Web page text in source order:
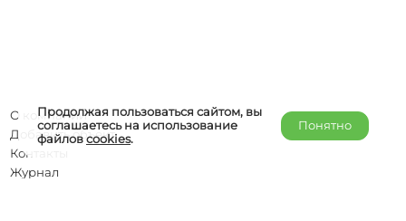
Продолжая пользоваться сайтом, вы
соглашаетесь на использование
файловcookies.
Понятно
О компании
Добавить объект
Контакты
Журнал